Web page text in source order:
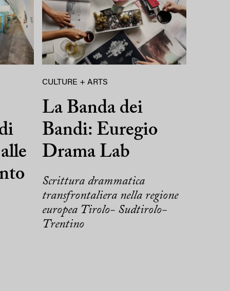
CULTURE + ARTS
La Banda dei
Bandi: Euregio
Drama Lab
Scrittura drammatica
transfrontaliera nella regione
europea Tirolo- Sudtirolo-
Trentino